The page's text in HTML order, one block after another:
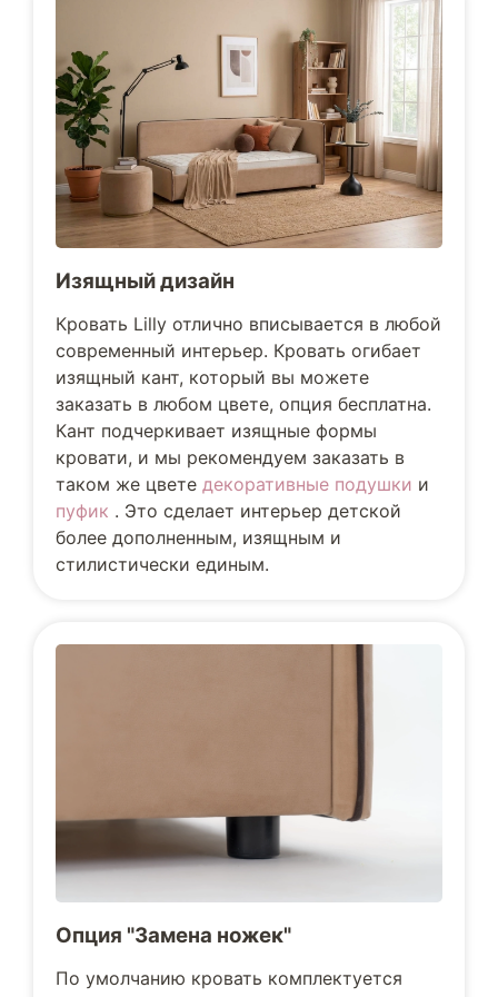
Изящный дизайн
Кровать Lilly отлично вписывается в любой
современный интерьер. Кровать огибает
изящный кант, который вы можете
заказать в любом цвете, опция бесплатна.
Кант подчеркивает изящные формы
кровати, и мы рекомендуем заказать в
таком же цвете декоративные подушки и
пуфик . Это сделает интерьер детской
более дополненным, изящным и
стилистически единым.
Опция "Замена ножек"
По умолчанию кровать комплектуется